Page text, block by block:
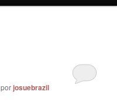
porjosuebrazil